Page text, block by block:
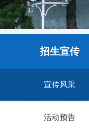
招生宣传
宣传风采
活动预告